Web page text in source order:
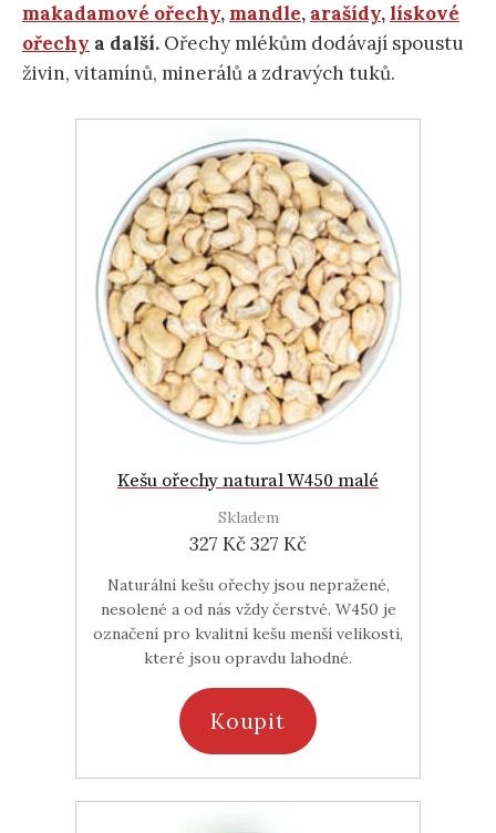
makadamové ořechy, mandle, arašídy,lískové
ořechy a další. Ořechy mlékům dodávají spoustu
živin, vitamínů, minerálů a zdravých tuků.
Kešu ořechy natural W450 malé
Skladem
327 Kč327 Kč
Naturální kešu ořechy jsou nepražené,
nesolené a od nás vždy čerstvé. W450 je
označení pro kvalitní kešu menší velikosti,
které jsou opravdu lahodné.
Koupit